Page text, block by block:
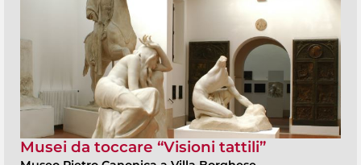
Musei da toccare “Visioni tattili”